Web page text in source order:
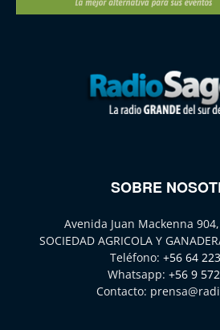
SOBRE
Avenida Juan Mackenna
SOCIEDAD AGRICOLA Y
Teléfono: +56 64
Whatsapp: +56 9
Contacto: